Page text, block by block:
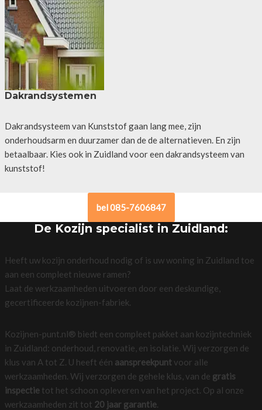
Dakrandsystemen
Dakrandsysteem van Kunststof gaan lang mee, zijn
onderhoudsarm en duurzamer dan de de alternatieven. En zijn
betaalbaar. Kies ook in Zuidland voor een dakrandsysteem van
kunststof!
bel 085-7606847
De Kozijn specialist in Zuidland:
Heeft uw kozijn onderhoud nodig of is uw woning in Zuidland toe
aan een compleet nieuwe ramen?
Laat de werkzaamheden uitvoeren door een deskundige,
gecertificeerde kozijnen-fabriek.
Kozijnen-punt.nl® biedt een compleet pakket aan kozijntechniek
in Zuidland: onderhoud, renovatie, en isolatie. Wij verzorgen de
klus van A tot Z. U heeft één aanspreekpuntvoor alle
werkzaamheden. Wij verzorgen de gehele klus, van de gratis
inspectietot het schoon opleveren van het project. Op al onze
werkzaamheden zit tot 20 jaar garantie.